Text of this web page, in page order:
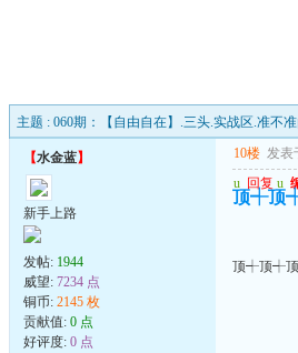
主题 : 060期：【自由自在】.三头.实战区.准不
【水金蓝】
新手上路
发帖: 1944
威望: 7234 点
铜币: 2145 枚
贡献值: 0 点
好评度: 0 点
10楼 发表
u 回复 u
顶┽顶
顶┽顶┽